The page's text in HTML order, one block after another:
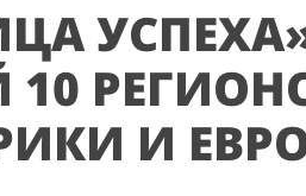
10
И